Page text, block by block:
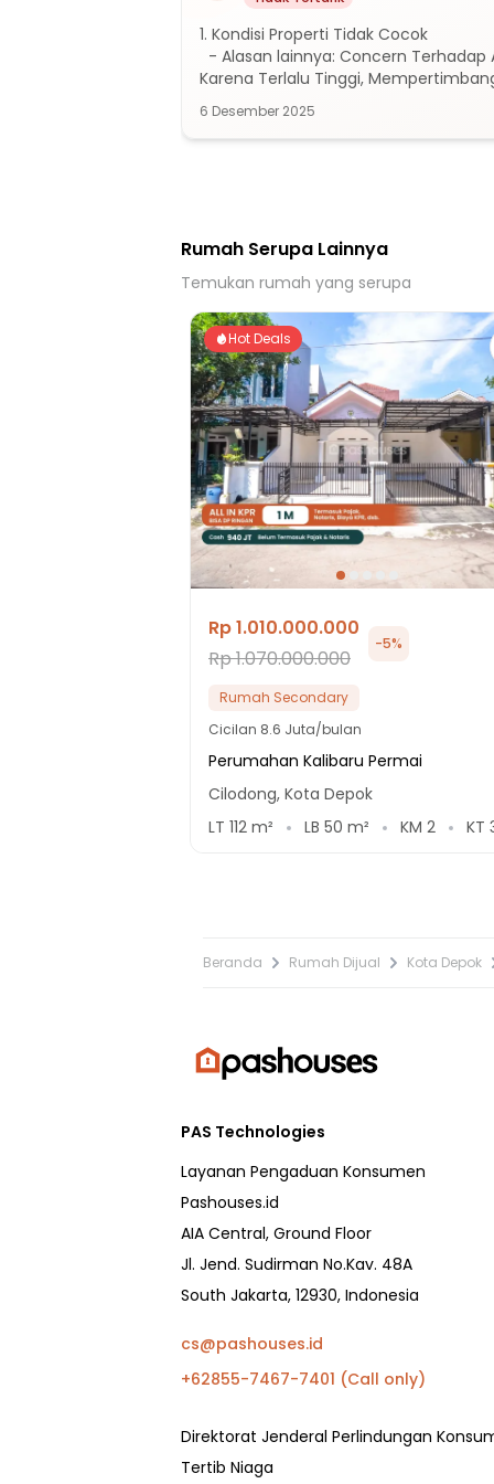
1. Kondisi Properti Tidak Cocok
- Alasan lainnya: Concern
Karena Terlalu Tinggi,
6 Desember 2025
Rumah Serupa Lainnya
Temukan rumah yang serupa
Hot Deals
Rp 1.010.000.000
Rp 1.070.000.000
-5%
Rumah Secondary
Cicilan 8.6 Juta/bulan
Perumahan Kalibaru Permai
Cilodong, Kota Depok
LT 112 m² LB 50 m² KM 2 KT
Beranda Rumah Dijual Kota Depok
PAS Technologies
Layanan Pengaduan Konsumen
Pashouses.id
AIA Central, Ground Floor
Jl. Jend. Sudirman No.Kav. 48A
South Jakarta, 12930, Indonesia
cs@pashouses.id
+62855-7467-7401 (Call only)
Direktorat Jenderal Perlindungan
Tertib Niaga